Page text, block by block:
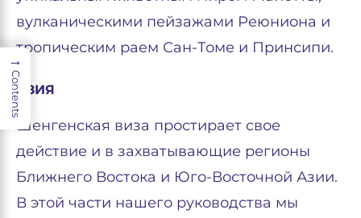
вулканическими пейзажами Реюниона и
тропическим раем Сан-Томе и Принсипи.
АЗИЯ
Шенгенская виза простирает свое
действие и в захватывающие регионы
Ближнего Востока и Юго-Восточной Азии.
В этой части нашего руководства мы
→
Contents